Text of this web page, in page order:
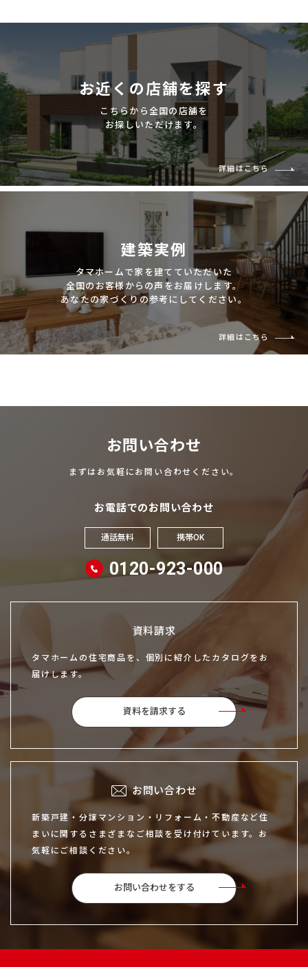
お近くの店舗を探す
こちらから全国の店舗を
お探しいただけます。
詳細はこちら
建築実例
タマホームで家を建てていただいた
全国のお客様からの声をお届けします。
あなたの家づくりの参考にしてください。
詳細はこちら
お問い合わせ
まずはお気軽にお問い合わせください。
お電話でのお問い合わせ
通話無料 携帯OK
0120-923-000
資料請求
タマホームの住宅商品を、個別に紹介したカタログをお
届けします。
資料を請求する
お問い合わせ
新築戸建・分譲マンション・リフォーム・不動産など住
まいに関するさまざまなご相談を受け付けています。お
気軽にご相談ください。
お問い合わせをする